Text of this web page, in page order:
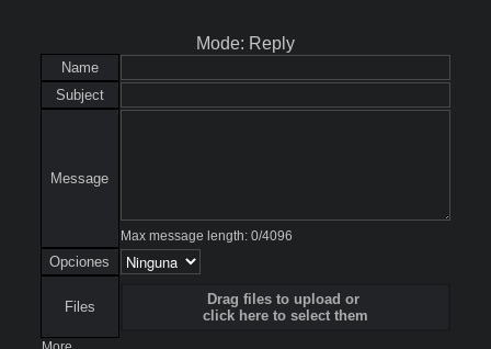
Mode: Reply
Name
Subject
Message
Max message length: 0/4096
Opciones
Files
Drag files to upload or
click here to select them